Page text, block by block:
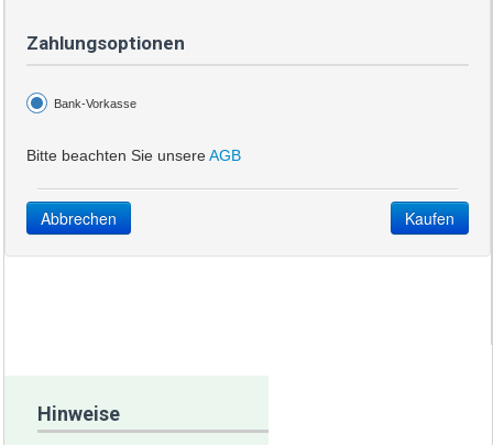
Zahlungsoptionen
Bank-Vorkasse
Bitte beachten Sie unsereAGB
Abbrechen Kaufen
Hinweise